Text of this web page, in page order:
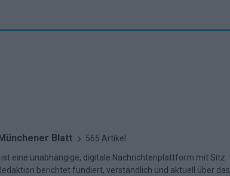
Blatt 565 Artikel
ist eine unabhängige, digitale Nachrichtenplattform mit Sitz
berichtet fundiert, verständlich und aktuell über das